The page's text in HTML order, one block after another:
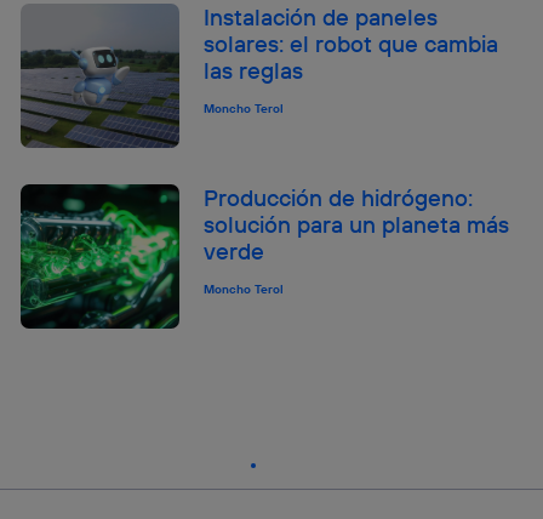
Instalación de paneles
solares: el robot que cambia
las reglas
Moncho Terol
Producción de hidrógeno:
solución para un planeta más
verde
Moncho Terol